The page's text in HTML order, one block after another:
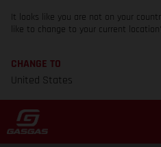
It looks like you are not on your
like to change to your current
CHANGE TO
United States